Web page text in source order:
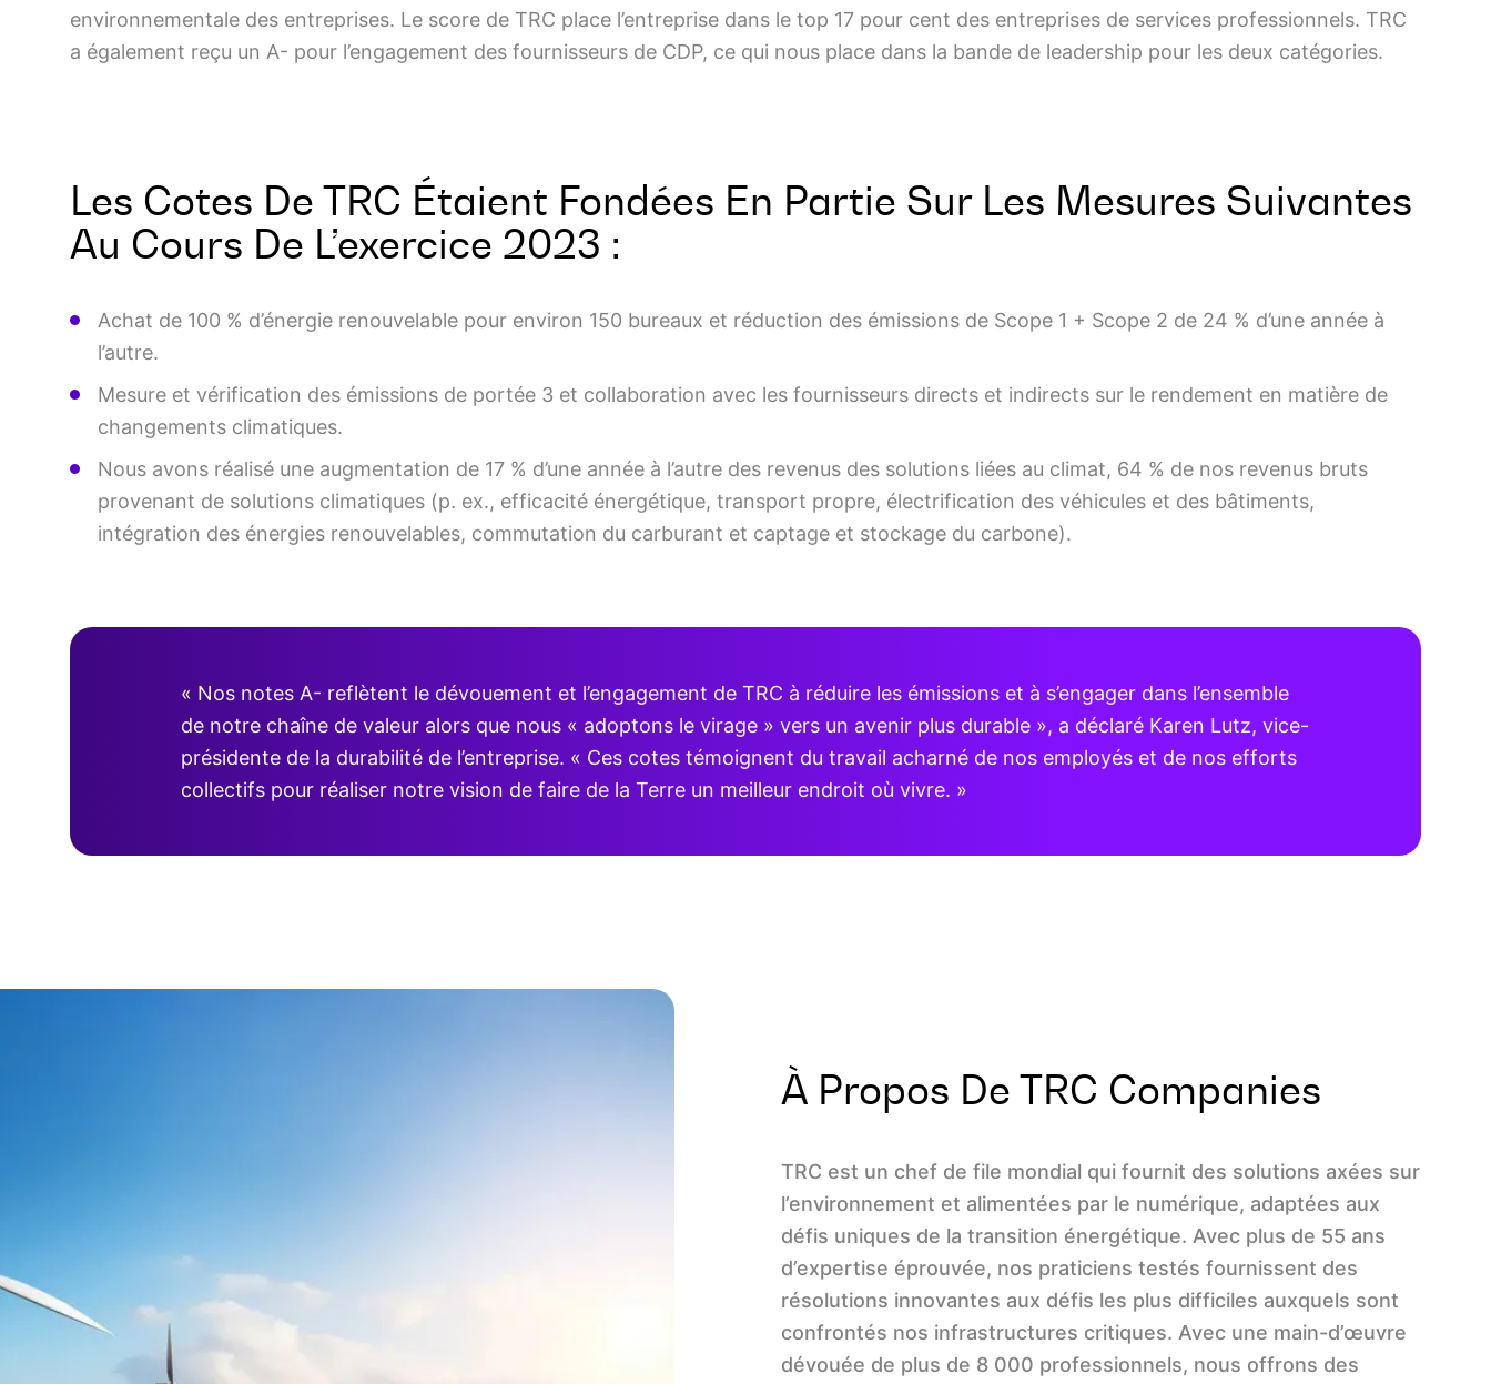
environnementale des entreprises. Le score de TRC place l’entreprise dans le top 17 pour cent des entreprises de services professionnels. TRC
a également reçu un A- pour l’engagement des fournisseurs de CDP, ce qui nous place dans la bande de leadership pour les deux catégories.
Les Cotes De TRC Étaient Fondées En Partie Sur Les Mesures Suivantes
Au Cours De L’exercice 2023 :
Achat de 100 % d’énergie renouvelable pour environ 150 bureaux et réduction des émissions de Scope 1 + Scope 2 de 24 % d’une année à
l’autre.
Mesure et vérification des émissions de portée 3 et collaboration avec les fournisseurs directs et indirects sur le rendement en matière de
changements climatiques.
Nous avons réalisé une augmentation de 17 % d’une année à l’autre des revenus des solutions liées au climat, 64 % de nos revenus bruts
provenant de solutions climatiques (p. ex., efficacité énergétique, transport propre, électrification des véhicules et des bâtiments,
intégration des énergies renouvelables, commutation du carburant et captage et stockage du carbone).
« Nos notes A- reflètent le dévouement et l’engagement de TRC à réduire les émissions et à s’engager dans l’ensemble
de notre chaîne de valeur alors que nous « adoptons le virage » vers un avenir plus durable », a déclaré Karen Lutz, vice-
présidente de la durabilité de l’entreprise. « Ces cotes témoignent du travail acharné de nos employés et de nos efforts
collectifs pour réaliser notre vision de faire de la Terre un meilleur endroit où vivre. »
À Propos De TRC Companies
TRC est un chef de file mondial qui fournit des solutions axées sur
l’environnement et alimentées par le numérique, adaptées aux
défis uniques de la transition énergétique. Avec plus de 55 ans
d’expertise éprouvée, nos praticiens testés fournissent des
résolutions innovantes aux défis les plus difficiles auxquels sont
confrontés nos infrastructures critiques. Avec une main-d’œuvre
dévouée de plus de 8 000 professionnels, nous offrons des